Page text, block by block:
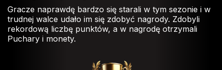
Gracze naprawdę bardzo się starali w tym sezonie i w
trudnej walce udało im się zdobyć nagrody. Zdobyli
rekordową liczbę punktów, a w nagrodę otrzymali
Puchary i monety.